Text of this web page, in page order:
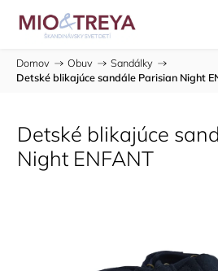
Domov / Obuv / Sandálky /
Detské blikajúce sandále Parisian Night
Detské blikajúce
Night ENFANT